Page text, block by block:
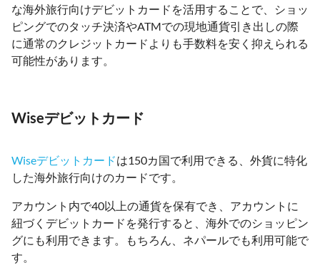
な海外旅行向けデビットカードを活用することで、ショッ
ピングでのタッチ決済やATMでの現地通貨引き出しの際
に通常のクレジットカードよりも手数料を安く抑えられる
可能性があります。
Wiseデビットカード
Wiseデビットカードは150カ国で利用できる、外貨に特化
した海外旅行向けのカードです。
アカウント内で40以上の通貨を保有でき、アカウントに
紐づくデビットカードを発行すると、海外でのショッピン
グにも利用できます。もちろん、ネパールでも利用可能で
す。